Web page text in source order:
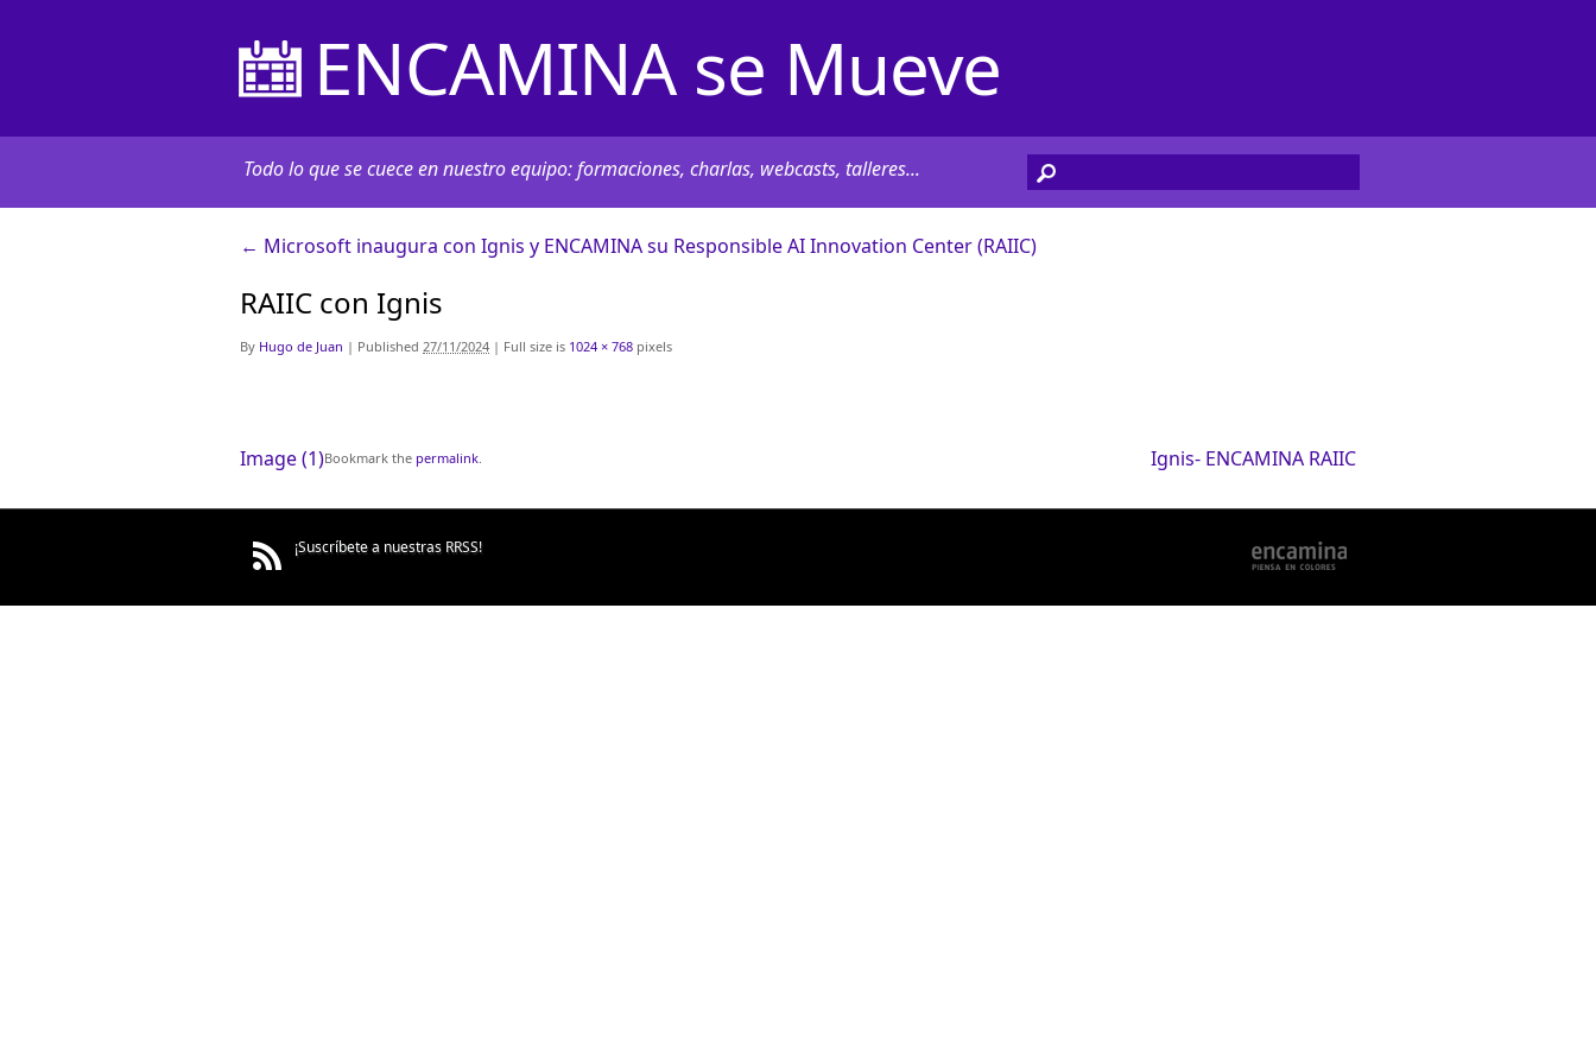
ENCAMINA se Mueve
Todo lo que se cuece en nuestro equipo: formaciones, charlas, webcasts, talleres...
← Microsoft inaugura con Ignis y ENCAMINA su Responsible AI Innovation Center (RAIIC)
RAIIC con Ignis
By Hugo de Juan | Published 27/11/2024 | Full size is 1024 × 768 pixels
Image (1) Ignis- ENCAMINA RAIIC
Bookmark the permalink
¡Suscríbete a nuestras RRSS!